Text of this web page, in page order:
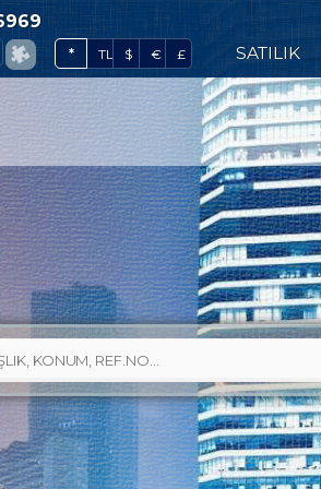
* TL $ € £ SATILIK